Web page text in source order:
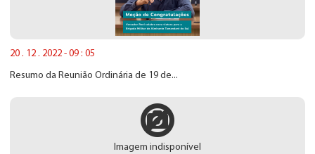
20 . 12 . 2022 - 09 : 05
Resumo da Reunião Ordinária de 19 de...
Imagem indisponível